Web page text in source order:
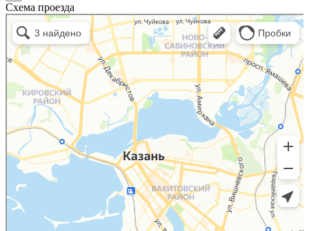
Схема проезда
Казань
Малый Татарский переулок, 8 на карте Москвы, ближайшее метро Новокузнецкая —
Яндекс.Карты